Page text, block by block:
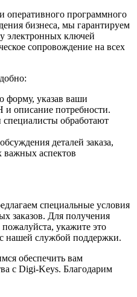
оперативного программного
бизнеса, мы гарантируем
электронных ключей
сопровождение на всех
форму, указав ваши
описание потребности.
специалисты обработают
деталей заказа,
важных аспектов
специальные условия
заказов. Для получения
укажите это
нашей службой поддержки.
обеспечить вам
с Digi-Keys. Благодарим